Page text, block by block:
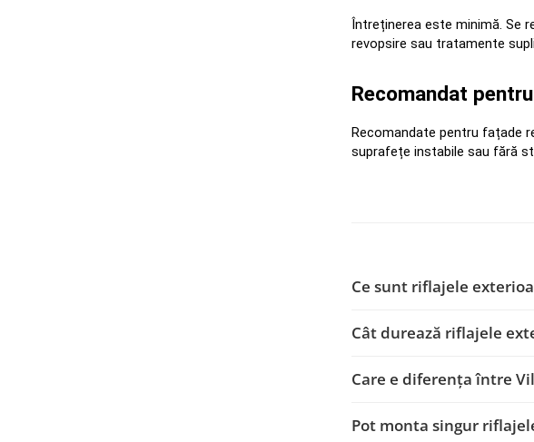
Întreținerea este minimă. Se
revopsire sau tratamente
Recomandat pentru
Recomandate pentru fațade
suprafețe instabile sau fără
Ce sunt riflajele
Cât durează riflajele
Care e diferența între
Pot monta singur